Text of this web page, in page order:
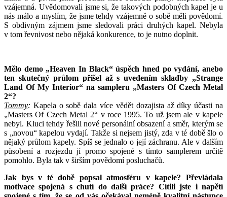
vzájemná. Uvědomovali jsme si, že takových podobných kapel je u
nás málo a myslím, že jsme tehdy vzájemně o sobě měli povědomí.
S obdivným zájmem jsme sledovali práci druhých kapel. Nebyla
v tom řevnivost nebo nějaká konkurence, to je nutno doplnit.
Mělo demo „Heaven In Black“ úspěch hned po vydání, anebo
ten skutečný průlom přišel až s uvedením skladby „Strange
Land Of My Interior“ na sampleru „Masters Of Czech Metal
2“?
Tommy: Kapela o sobě dala více vědět dozajista až díky účasti na
„Masters Of Czech Metal 2“ v roce 1995. To už jsem ale v kapele
nebyl. Kluci tehdy řešili nové personální obsazení a směr, kterým se
s „novou“ kapelou vydají. Takže si nejsem jistý, zda v té době šlo o
nějaký průlom kapely. Spíš se jednalo o její záchranu. Ale v dalším
působení a rozjezdu jí promo spojené s tímto samplerem určitě
pomohlo. Byla tak v širším povědomí posluchačů.
Jak bys v té době popsal atmosféru v kapele? Převládala
motivace spojená s chutí do další práce? Cítili jste i napětí